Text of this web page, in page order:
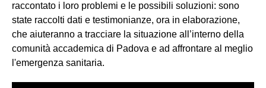
raccontato i loro problemi e le possibili soluzioni: sono
state raccolti dati e testimonianze, ora in elaborazione,
che aiuteranno a tracciare la situazione all’interno della
comunità accademica di Padova e ad affrontare al meglio
l'emergenza sanitaria.